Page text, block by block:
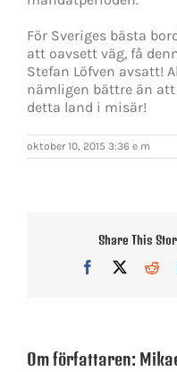
För Sveriges bästa
att oavsett väg, få
Stefan Löfven avsatt!
nämligen bättre än
detta land i misär!
oktober 10, 2015 3:36 e m
Share This
Facebook
X
Om författaren: